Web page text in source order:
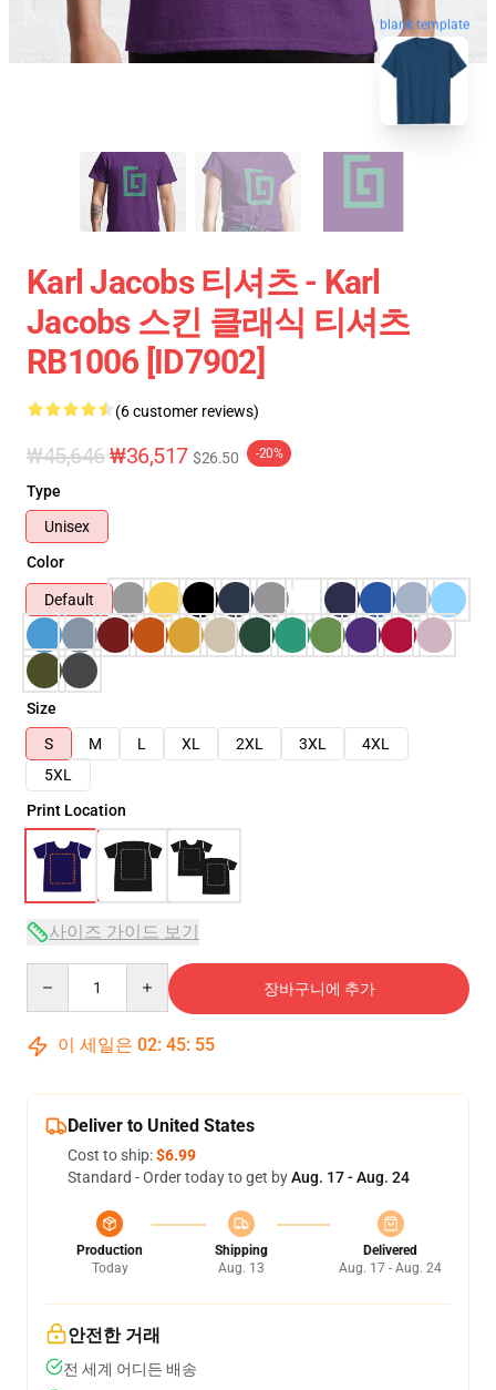
blank template
Karl Jacobs 티셔츠 - Karl
Jacobs 스킨 클래식 티셔츠
RB1006 [ID7902]
(6 customer reviews)
₩45,646₩36,517 $26.50 -20%
Type
Unisex
Color
Default
Size
S
M L XL 2XL 3XL
4XL
5XL
Print Location
사이즈 가이드 보기
장바구니에 추가
이 세일은 02: 45: 54
Deliver to United States
Cost to ship:$6.99
Standard - Order today to get byAug. 17 - Aug. 24
Production
Today
Shipping
Aug. 13
Delivered
Aug. 17 - Aug. 24
안전한 거래
전 세계 어디든 배송